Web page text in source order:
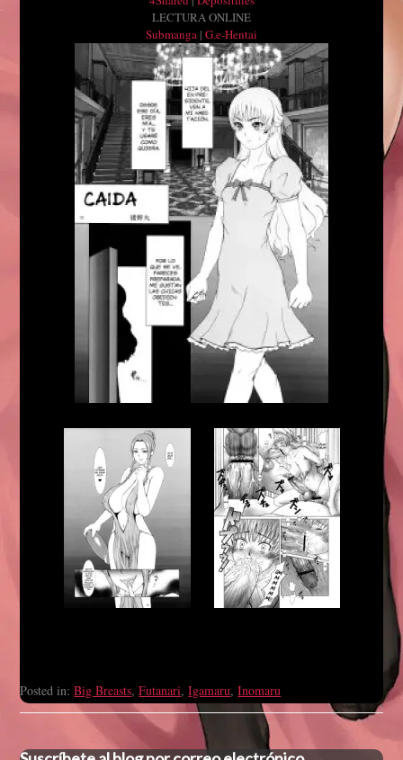
LECTURA ONLINE
Submanga | G.e-Hentai
Posted in:Big Breasts,Futanari,Igamaru,Inomaru